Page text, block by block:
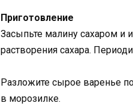
Приготовление
Засыпьте малину сахаром и
растворения сахара.
Разложите сырое варенье
в морозилке.